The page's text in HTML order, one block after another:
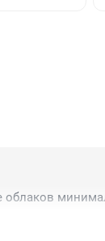
облаков